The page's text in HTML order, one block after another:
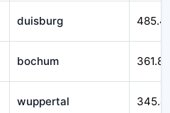
duisburg
bochum
wuppertal